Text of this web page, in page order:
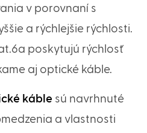
v porovnaní s
a rýchlejšie rýchlosti.
poskytujú rýchlosť
aj optické káble.
káble sú navrhnuté
a vlastnosti